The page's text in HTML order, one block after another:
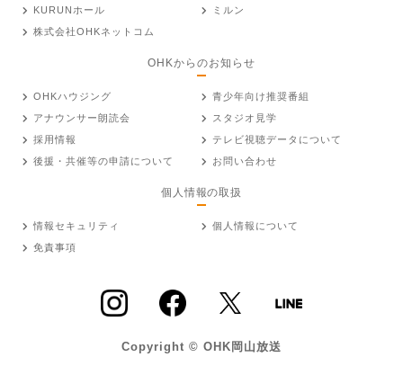
KURUNホール
ミルン
株式会社OHKネットコム
OHKからのお知らせ
OHKハウジング
青少年向け推奨番組
アナウンサー朗読会
スタジオ見学
採用情報
テレビ視聴データについて
後援・共催等の申請について
お問い合わせ
個人情報の取扱
情報セキュリティ
個人情報について
免責事項
Copyright © OHK岡山放送